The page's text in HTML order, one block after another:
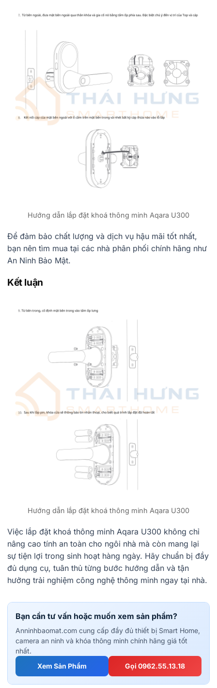
Hướng dẫn lắp đặt khoá thông minh Aqara U300
Để đảm bảo chất lượng và dịch vụ hậu mãi tốt nhất,
bạn nên tìm mua tại các nhà phân phối chính hãng như
An Ninh Bảo Mật.
Kết luận
Hướng dẫn lắp đặt khoá thông minh Aqara U300
Việc lắp đặt khoá thông minh Aqara U300 không chỉ
nâng cao tính an toàn cho ngôi nhà mà còn mang lại
sự tiện lợi trong sinh hoạt hàng ngày. Hãy chuẩn bị đầy
đủ dụng cụ, tuân thủ từng bước hướng dẫn và tận
hưởng trải nghiệm công nghệ thông minh ngay tại nhà.
Bạn cần tư vấn hoặc muốn xem sản phẩm?
Anninhbaomat.com cung cấp đầy đủ thiết bị Smart Home,
camera an ninh và khóa thông minh chính hãng giá tốt
nhất.
Xem Sản Phẩm
Gọi 0962.55.13.18